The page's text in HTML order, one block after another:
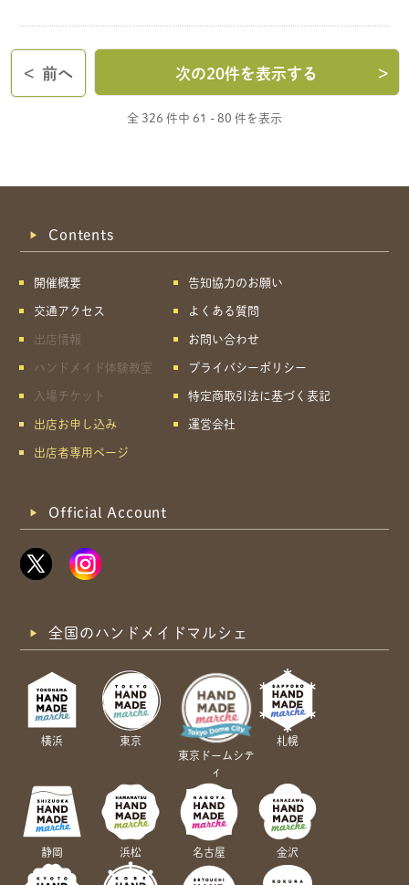
< 前へ 次の20件を表示する >
全 326 件中 61 - 80 件を表示
Contents
開催概要
交通アクセス
出店情報
ハンドメイド体験教室
入場チケット
出店お申し込み
出店者専用ページ
告知協力のお願い
よくある質問
お問い合わせ
プライバシーポリシー
特定商取引法に基づく表記
運営会社
Official Account
全国のハンドメイドマルシェ
横浜
東京
東京ドームシテ
ィ
札幌
静岡 浜松 名古屋 金沢